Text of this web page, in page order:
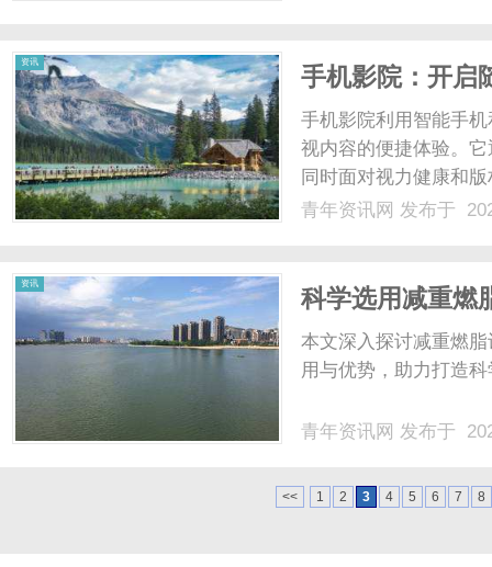
资讯
手机影院：开启
手机影院利用智能手
视内容的便捷体验。
同时面对视力健康和
来手机影院将更加智
青年资讯网 发布于
资讯
科学选用减重燃
本文深入探讨减重燃
用与优势，助力打造
青年资讯网 发布于
<< 1 2 3 4 5 6 7 8